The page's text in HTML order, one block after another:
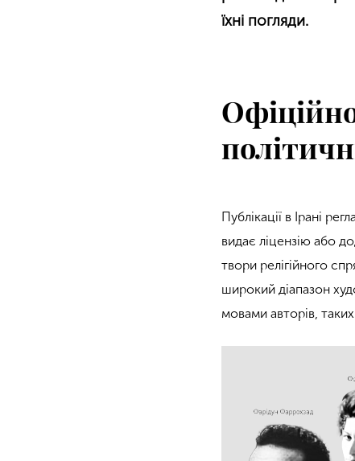
їхні погляди.
Публікації в Ірані
видає ліцензію або
твори релігійного
широкий діапазон
мовами авторів,